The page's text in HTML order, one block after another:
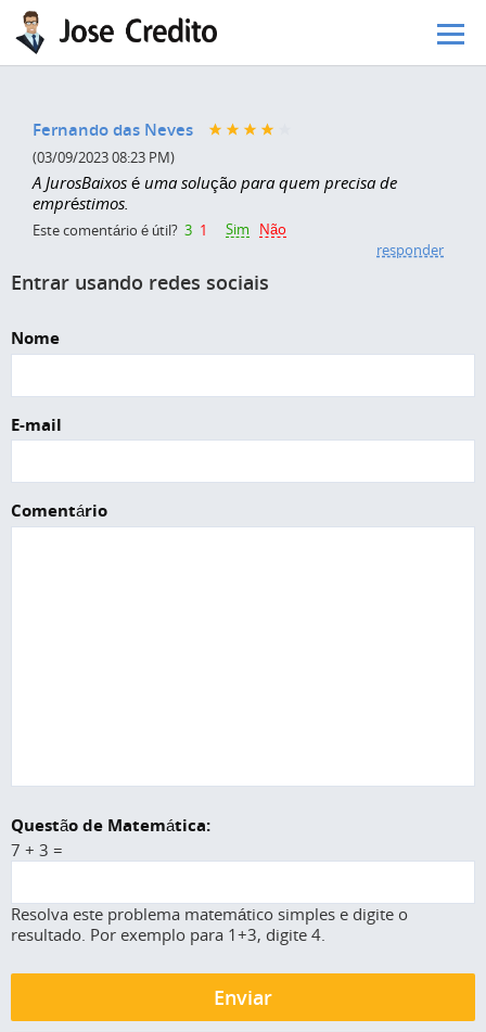
Pular para o conteúdo principal
Fernando das Neves
(03/09/2023 08:23 PM)
A JurosBaixos é uma solução para quem precisa de
empréstimos.
Este comentário é útil? 3 1 Sim
Não
responder
Entrar usando redes sociais
Nome
E-mail
Comentário
Questão de Matemática:
7 + 3 =
Resolva este problema matemático simples e digite o
resultado. Por exemplo para 1+3, digite 4.